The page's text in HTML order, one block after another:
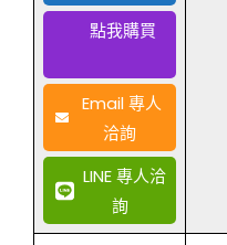
點我購買
Email 專人
洽詢
LINE 專人洽
詢